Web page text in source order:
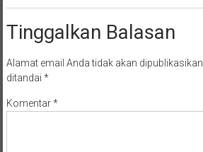
Tinggalkan Balasan
Alamat email Anda tidak akan dipublikasikan.
ditandai *
Komentar*